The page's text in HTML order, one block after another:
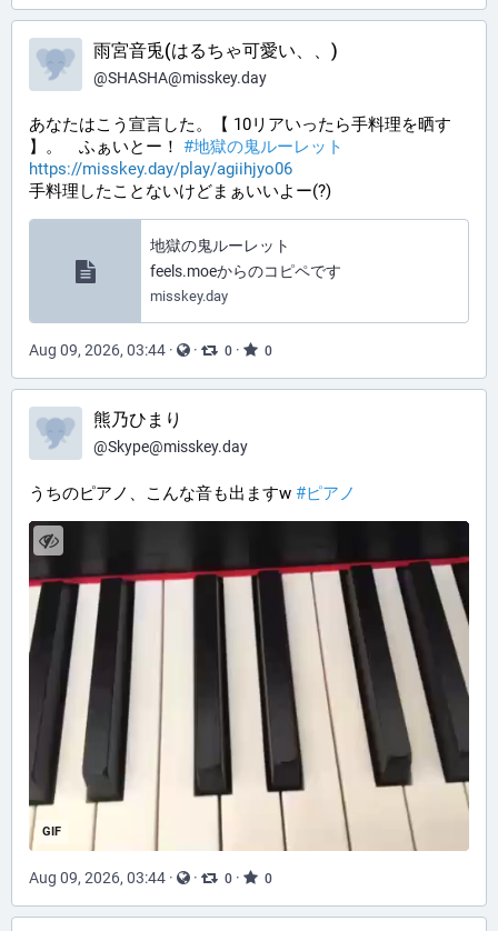
雨宮音兎(はるちゃ可愛い、、)
@SHASHA@misskey.day
あなたはこう宣言した。【 10リアいったら手料理を晒す
】。 ふぁいとー！ #地獄の鬼ルーレット
https://misskey.day/play/agiihjyo06
手料理したことないけどまぁいいよー(?)
地獄の鬼ルーレット
feels.moeからのコピペです
misskey.day
Aug 09, 2026, 03:44 · · 0 · 0
熊乃ひまり
@Skype@misskey.day
うちのピアノ、こんな音も出ますw #ピアノ
GIF
Aug 09, 2026, 03:44 · · 0 · 0